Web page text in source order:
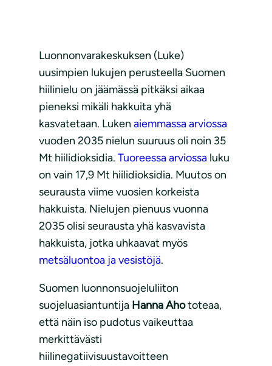
Luonnonvarakeskuksen (Luke)
uusimpien lukujen perusteella Suomen
hiilinielu on jäämässä pitkäksi aikaa
pieneksi mikäli hakkuita yhä
kasvatetaan. Luken aiemmassa arviossa
vuoden 2035 nielun suuruus oli noin 35
Mt hiilidioksidia. Tuoreessa arviossa luku
on vain 17,9 Mt hiilidioksidia. Muutos on
seurausta viime vuosien korkeista
hakkuista. Nielujen pienuus vuonna
2035 olisi seurausta yhä kasvavista
hakkuista, jotka uhkaavat myös
metsäluontoa ja vesistöjä.
Suomen luonnonsuojeluliiton
suojeluasiantuntija Hanna Ahototeaa,
että näin iso pudotus vaikeuttaa
merkittävästi
hiilinegatiivisuustavoitteen